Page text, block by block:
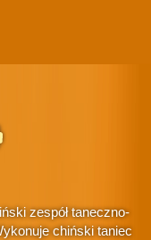
zespół taneczno-
chiński taniec